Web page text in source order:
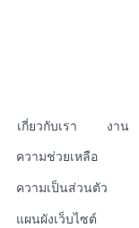
เกี่ยวกับเรา งาน
ความช่วยเหลือ
ความเป็นส่วนตัว
แผนผังเว็บไซต์